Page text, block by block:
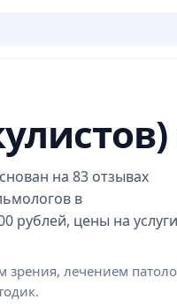
на 83 отзывах
в
рублей, цены на услуги
лечением